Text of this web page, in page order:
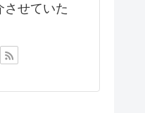
させていた